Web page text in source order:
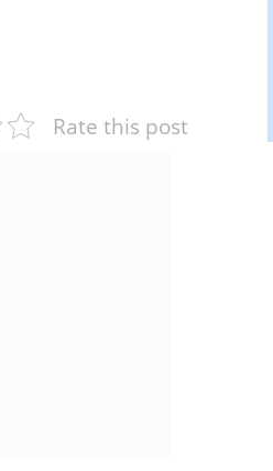
Rate this post